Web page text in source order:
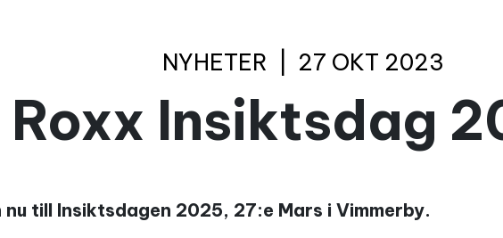
NYHETER 27 OKT 2023
Roxx Insiktsdag
till Insiktsdagen 2025, 27:e Mars i Vimmerby.